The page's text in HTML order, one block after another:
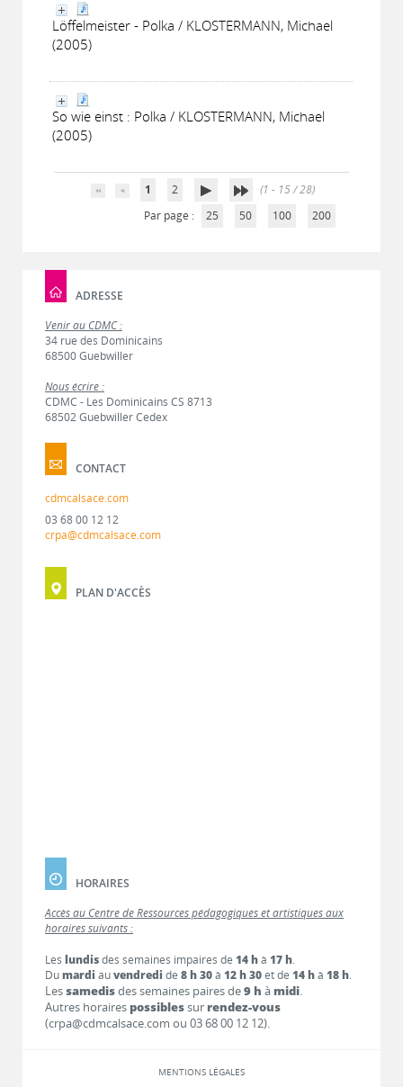
Löffelmeister - Polka / KLOSTERMANN, Michael
(2005)
So wie einst : Polka / KLOSTERMANN, Michael
(2005)
1 2
(1 - 15 / 28)
Par page :
25 50 100 200
ADRESSE
Venir au CDMC :
34 rue des Dominicains
68500 Guebwiller
Nous écrire :
CDMC - Les Dominicains CS 8713
68502 Guebwiller Cedex
CONTACT
cdmcalsace.com
03 68 00 12 12
crpa@cdmcalsace.com
PLAN D'ACCÈS
HORAIRES
Accès au Centre de Ressources pédagogiques et artistiques aux
horaires suivants :
Les lundisdes semaines impaires de 14 hà 17 h.
Dumardi auvendredi de 8 h 30à 12 h 30et de 14 hà 18 h.
Lessamedisdes semaines paires de9 h à midi.
Autres horaires possiblessur rendez-vous
(crpa@cdmcalsace.com ou 03 68 00 12 12).
MENTIONS LÉGALES